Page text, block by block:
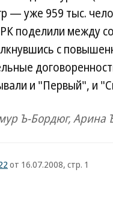
— уже 959 тыс.
поделили между
с
и "Первый", и
Ъ-Бордюг, Арина
от 16.07.2008, стр. 1